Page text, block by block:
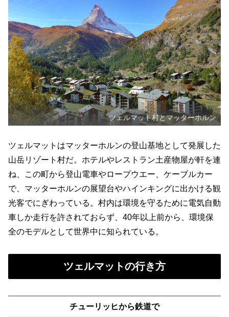
ツェルマット村とマッターホルン
ツェルマットはマッターホルンの登山基地として発展した
山岳リゾート村だ。ホテルやレストラン土産物屋が軒を連
ね、この町から登山電車やロープウエー、ケーブルカー
で、マッターホルンの展望台やハインキングに出かける観
光客でにぎわっている。村内は環境を守るために電気自動
車しか走行を許されておらず、40年以上前から、環境保
全のモデルとして世界中に知られている。
ツェルマットの行き方
チューリッヒから鉄道で